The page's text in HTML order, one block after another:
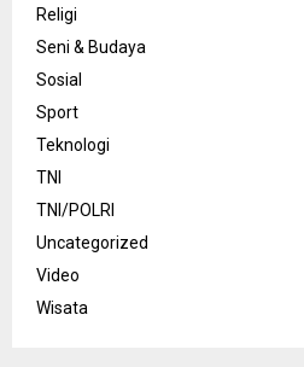
Religi
Seni & Budaya
Sosial
Sport
Teknologi
TNI
TNI/POLRI
Uncategorized
Video
Wisata